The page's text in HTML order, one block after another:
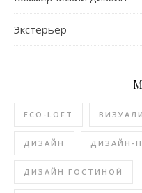
Экстерьер
ECO-LOFT
ДИЗАЙН ДИЗАЙН-
ДИЗАЙН ГОСТИНОЙ